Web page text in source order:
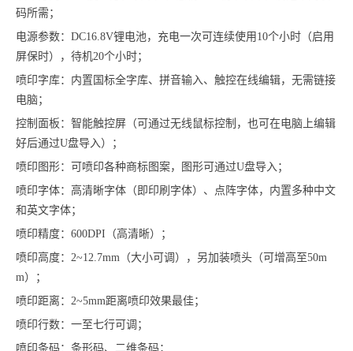
码所需；
电源参数：DC16.8V锂电池，充电一次可连续使用10个小时（启用
屏保时），待机20个小时；
喷印字库：内置国标全字库、拼音输入、触控在线编辑，无需链接
电脑；
控制面板：智能触控屏（可通过无线鼠标控制，也可在电脑上编辑
好后通过U盘导入）；
喷印图形：可喷印各种商标图案，图形可通过U盘导入；
喷印字体：高清晰字体（即印刷字体）、点阵字体，内置多种中文
和英文字体；
喷印精度：600DPI（高清晰）；
喷印高度：2~12.7mm（大小可调），另加装喷头（可增高至50m
m）；
喷印距离：2~5mm距离喷印效果最佳；
喷印行数：一至七行可调；
喷印条码：条形码、二维条码；